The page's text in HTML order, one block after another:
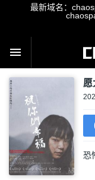
最新域名：
愿
恐